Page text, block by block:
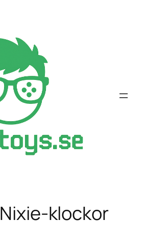
Nixie-klockor